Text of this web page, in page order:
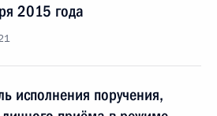
2015 года
исполнения поручения,